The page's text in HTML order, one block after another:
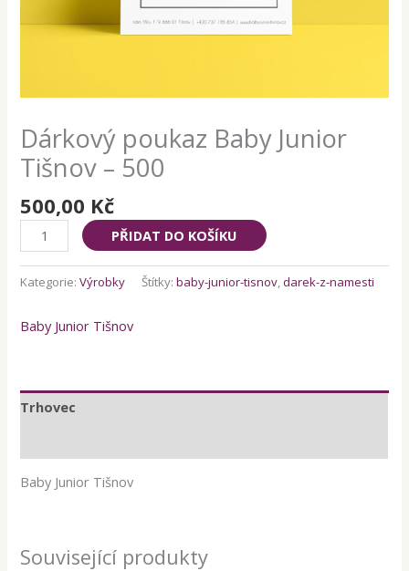
Dárkový poukaz Baby Junior
Tišnov – 500
500,00 Kč
Dárkový
poukaz
Baby
Junior
-
PŘIDAT DO KOŠÍKU
Kategorie:Výrobky Štítky:baby-junior-tisnov,darek-z-namesti
Baby Junior Tišnov
Trhovec
Baby Junior Tišnov
Související produkty